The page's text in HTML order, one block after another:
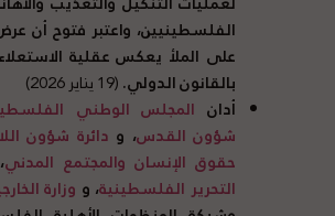
الفلسطينيين، واعتبر فتوح أن
على الملأ يعكس عقلية
بالقانون الدولي.(19 يناير 2026)
أدان المجلس الوطني
شؤون القدس، و دائرة شؤون
حقوق الإنسان والمجتمع المدني
التحرير الفلسطينية، و وزارة